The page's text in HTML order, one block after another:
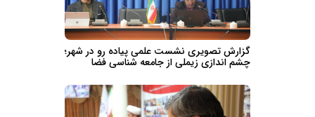
گزارش تصویری نشست علمی پیاده رو در شهر؛
چشم اندازی زیملی از جامعه شناسی فضا